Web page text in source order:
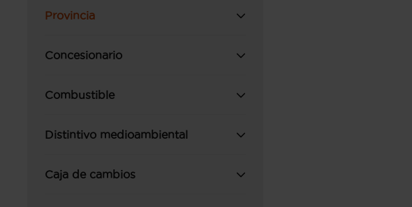
Provincia
Concesionario
Combustible
Distintivo medioambiental
Caja de cambios